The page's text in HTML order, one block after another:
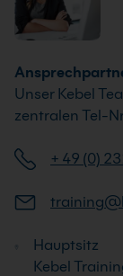
Unser Kebel
zentralen Tel-
+ 49 (0)
Hauptsitz
Kebel